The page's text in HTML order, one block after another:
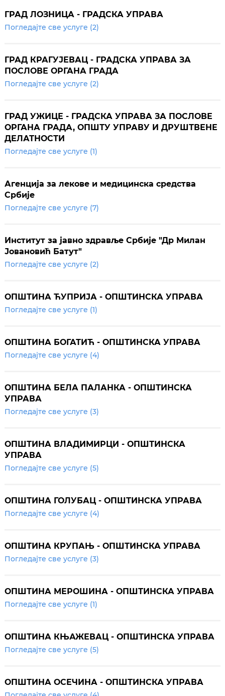
ГРАД ЛОЗНИЦА - ГРАДСКА УПРАВА
Погледајте све услуге (2)
ГРАД КРАГУЈЕВАЦ - ГРАДСКА УПРАВА ЗА
ПОСЛОВЕ ОРГАНА ГРАДА
Погледајте све услуге (2)
ГРАД УЖИЦЕ - ГРАДСКА УПРАВА ЗА ПОСЛОВЕ
ОРГАНА ГРАДА, ОПШТУ УПРАВУ И ДРУШТВЕНЕ
ДЕЛАТНОСТИ
Погледајте све услуге (1)
Агенција за лекове и медицинска средства
Србије
Погледајте све услуге (7)
Институт за јавно здравље Србије "Др Милан
Јовановић Батут"
Погледајте све услуге (2)
ОПШТИНА ЋУПРИЈА - ОПШТИНСКА УПРАВА
Погледајте све услуге (1)
ОПШТИНА БОГАТИЋ - ОПШТИНСКА УПРАВА
Погледајте све услуге (4)
ОПШТИНА БЕЛА ПАЛАНКА - ОПШТИНСКА
УПРАВА
Погледајте све услуге (3)
ОПШТИНА ВЛАДИМИРЦИ - ОПШТИНСКА
УПРАВА
Погледајте све услуге (5)
ОПШТИНА ГОЛУБАЦ - ОПШТИНСКА УПРАВА
Погледајте све услуге (4)
ОПШТИНА КРУПАЊ - ОПШТИНСКА УПРАВА
Погледајте све услуге (3)
ОПШТИНА МЕРОШИНА - ОПШТИНСКА УПРАВА
Погледајте све услуге (1)
ОПШТИНА КЊАЖЕВАЦ - ОПШТИНСКА УПРАВА
Погледајте све услуге (5)
ОПШТИНА ОСЕЧИНА - ОПШТИНСКА УПРАВА